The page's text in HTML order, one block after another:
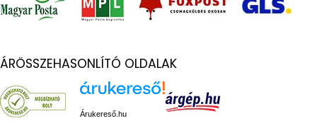
ÁRÖSSZEHASONLÍTÓ OLDALAK
Árukereső.hu